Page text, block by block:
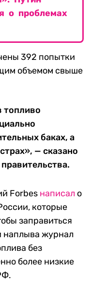
о проблемах
392 попытки
объемом свыше
топливо
баках, а
— сказано
Forbes написал о
которые
заправиться
журнал
без
более низкие